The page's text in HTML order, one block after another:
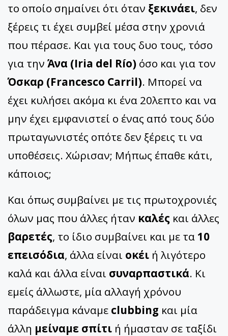
το οποίο σημαίνει ότι όταν ξεκινάει, δεν
ξέρεις τι έχει συμβεί μέσα στην χρονιά
που πέρασε. Και για τους δυο τους, τόσο
για την Άνα (Iria del Río) όσο και για τον
Όσκαρ (Francesco Carril). Μπορεί να
έχει κυλήσει ακόμα κι ένα 20λεπτο και να
μην έχει εμφανιστεί ο ένας από τους δύο
πρωταγωνιστές οπότε δεν ξέρεις τι να
υποθέσεις. Χώρισαν; Μήπως έπαθε κάτι,
κάποιος;
Και όπως συμβαίνει με τις πρωτοχρονιές
όλων μας που άλλες ήταν καλές και άλλες
βαρετές, το ίδιο συμβαίνει και με τα 10
επεισόδια, άλλα είναι οκέι ή λιγότερο
καλά και άλλα είναι συναρπαστικά. Κι
εμείς άλλωστε, μία αλλαγή χρόνου
παράδειγμα κάναμε clubbing και μία
άλλη μείναμε σπίτι ή ήμασταν σε ταξίδι